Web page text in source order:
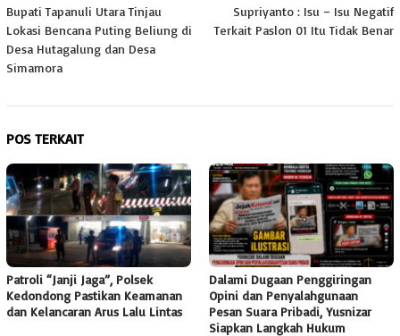
pos
Bupati Tapanuli Utara Tinjau
Lokasi Bencana Puting Beliung di
Desa Hutagalung dan Desa
Simamora
Supriyanto : Isu – Isu Negatif
Terkait Paslon 01 Itu Tidak Benar
POS TERKAIT
Patroli “Janji Jaga”, Polsek
Kedondong Pastikan Keamanan
dan Kelancaran Arus Lalu Lintas
Dalami Dugaan Penggiringan
Opini dan Penyalahgunaan
Pesan Suara Pribadi, Yusnizar
Siapkan Langkah Hukum